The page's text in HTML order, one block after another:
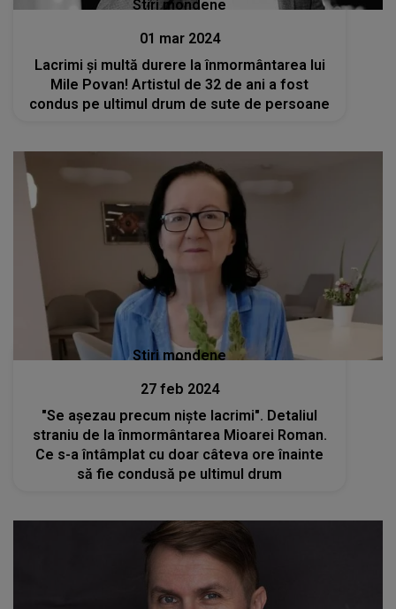
Stiri mondene
01 mar 2024
Lacrimi și multă durere la înmormântarea lui
Mile Povan! Artistul de 32 de ani a fost
condus pe ultimul drum de sute de persoane
Stiri mondene
27 feb 2024
"Se așezau precum niște lacrimi". Detaliul
straniu de la înmormântarea Mioarei Roman.
Ce s-a întâmplat cu doar câteva ore înainte
să fie condusă pe ultimul drum